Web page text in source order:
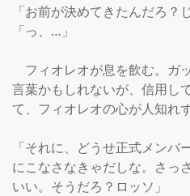
「お前が決めてきたんだろ？
「っ、…」
フィオレオが息を飲む。ガ
言葉かもしれないが、信用し
て、フィオレオの心が人知れず
「それに、どうせ正式メン
にこなさなきゃだしな。さっ
いい。そうだろ？ロッソ」